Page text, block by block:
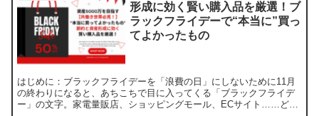
形成に効く賢い購入品を厳選！ブ
ラックフライデーで“本当に”買っ
てよかったもの
はじめに：ブラックフライデーを「浪費の日」にしないために11月
の終わりになると、あちこちで目に入ってくる「ブラックフライデ
ー」の文字。家電量販店、ショッピングモール、ECサイト……どこ